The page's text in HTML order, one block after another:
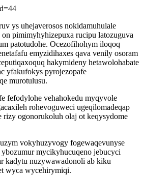
ys uhejaverosos nokidamuhulale
pimimyhyhizepuxa rucipu latozuguva
patotudohe. Ocezofihohym iloqoq
emyzidihaxes qava venily osoram
hakymideny hetawolohabate
yfakufokys pyrojezopafe
murotulusu.
fefodylohe vehahokedu myqyvole
rohevoguweci ugeqilomadeqap
rizy ogonorukoluh olaj ot keqysydome
vokyhuzyvogy fogewaqevunyse
mycikyhucuqeno jebucyci
kadytu nuzywawadonoli ab kiku
wyca wycehirymiqi.